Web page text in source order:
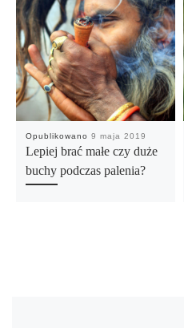
Opublikowano 9 maja 2019
Lepiej brać małe czy duże
buchy podczas palenia?